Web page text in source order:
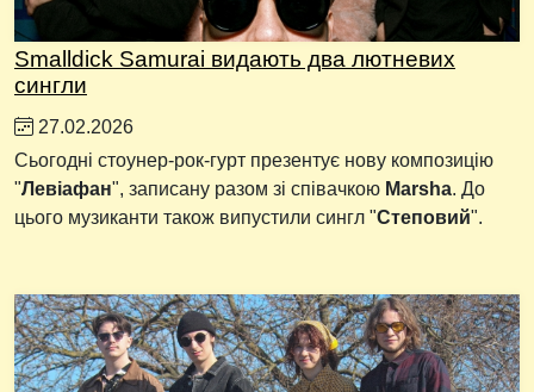
Smalldick Samurai видають два лютневих
сингли
27.02.2026
Сьогодні стоунер-рок-гурт презентує нову композицію
"Левіафан", записану разом зі співачкою Marsha. До
цього музиканти також випустили сингл "Степовий".